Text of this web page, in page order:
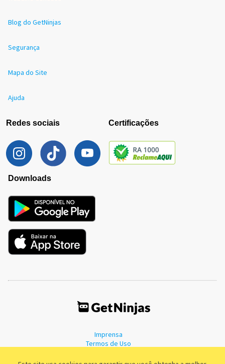
Blog do GetNinjas
Segurança
Mapa do Site
Ajuda
Redes sociais Certificações
Downloads
Imprensa
Termos de Uso